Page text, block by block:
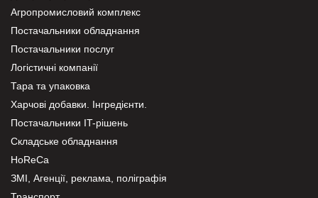
Агропромисловий комплекс
Постачальники обладнання
Постачальники послуг
Логістичні компанії
Тара та упаковка
Харчові добавки. Інгредієнти.
Постачальники IT-рішень
Складське обладнання
HoReCa
ЗМІ, Агенції, реклама, поліграфія